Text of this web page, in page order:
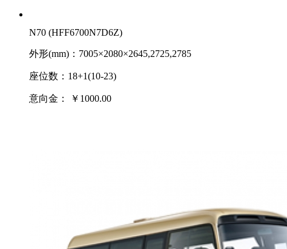
N70 (HFF6700N7D6Z)
外形(mm)：7005×2080×2645,2725,2785
座位数：18+1(10-23)
意向金： ￥1000.00